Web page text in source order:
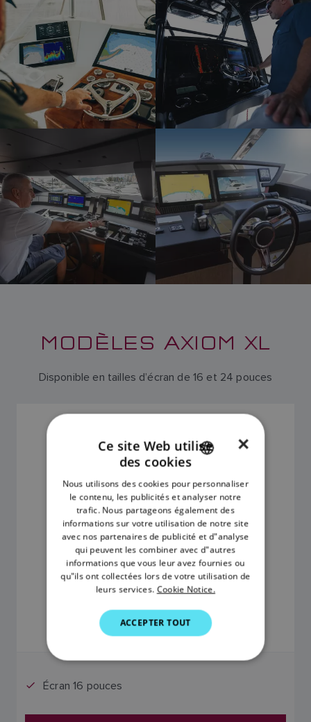
MODÈLES AXIOM XL
Disponible en tailles d’écran de 16 et 24 pouces
SKU: E70399
8.394,00 €
Le prix comprend la TVA
Écran 16 pouces
FRENCH
DANISH
ITALIAN
SWEDISH
GERMAN
DUTCH
SPANISH
×
Ce site Web utilise
des cookies
Nous utilisons des cookies pour personnaliser
le contenu, les publicités et analyser notre
trafic. Nous partageons également des
informations sur votre utilisation de notre site
avec nos partenaires de publicité et d"analyse
qui peuvent les combiner avec d"autres
informations que vous leur avez fournies ou
qu"ils ont collectées lors de votre utilisation de
leurs services. Cookie Notice.
ACCEPTER TOUT